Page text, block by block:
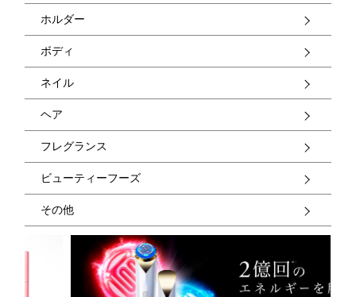
ホルダー
ボディ
ネイル
ヘア
フレグランス
ビューティーフーズ
その他